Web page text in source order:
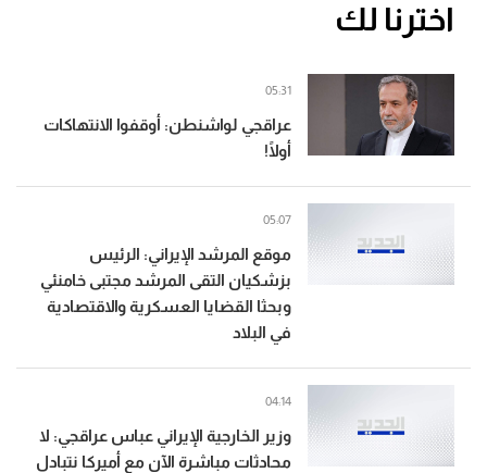
اخترنا لك
عراقجي لواشنطن: أوقفوا الانتهاكات
أولًا!
05:31
موقع المرشد الإيراني: الرئيس
بزشكيان التقى المرشد مجتبى خامنئي
وبحثا القضايا العسكرية والاقتصادية
في البلاد
05:07
وزير الخارجية الإيراني عباس عراقجي: لا
محادثات مباشرة الآن مع أميركا نتبادل
04:14